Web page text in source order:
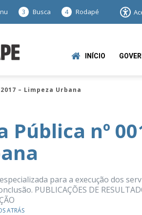
3 Busca 4 Rodapé
Mamanguape
INÍCIO
– Limpeza Urbana
Pública nº
para a execução dos
PUBLICAÇÕES DE
ATRÁS